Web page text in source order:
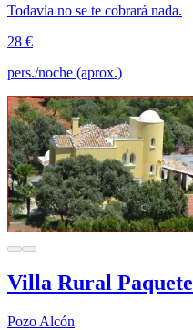
Todavía no se te cobrará nada.
28 €
pers./noche (aprox.)
Villa Rural Paquete
Pozo Alcón